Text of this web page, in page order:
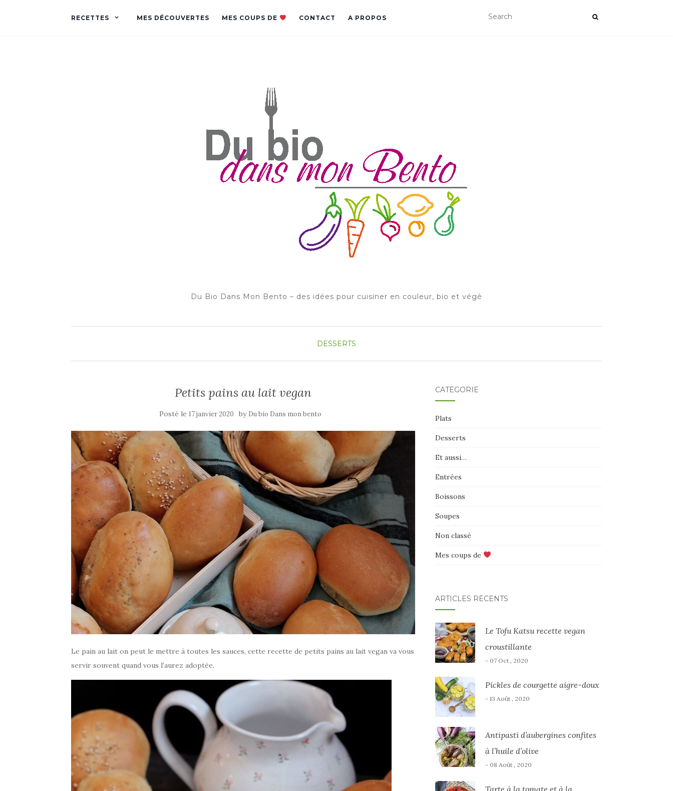
RECETTES MES DÉCOUVERTES MES COUPS DE CONTACT A PROPOS
Du Bio Dans Mon Bento – des idées pour cuisiner en couleur, bio et végé
DESSERTS
Petits pains au lait vegan
Posté le17 janvier 2020 by Du bio Dans mon bento
Le pain au lait on peut le mettre à toutes les sauces, cette recette de petits pains au lait vegan va vous
servir souvent quand vous l’aurez adoptée.
CATÉGORIE
Plats
Desserts
Et aussi…
Entrées
Boissons
Soupes
Non classé
Mes coups de
ARTICLES RÉCENTS
Le Tofu Katsu recette vegan
croustillante
- 07 Oct , 2020
Pickles de courgette aigre-doux
- 13 Août , 2020
Antipasti d’aubergines confites
à l’huile d’olive
- 08 Août , 2020
Tarte à la tomate et à la